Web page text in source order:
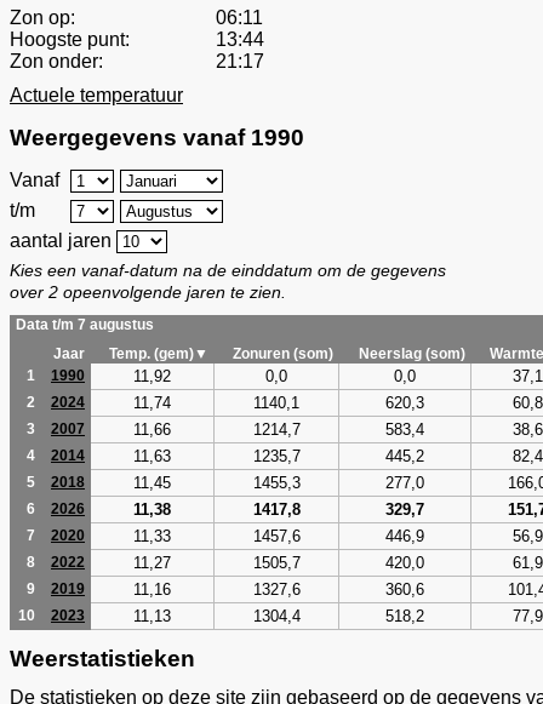
Zon op:
06:11
Hoogste punt:
13:44
Zon onder:
21:17
Actuele temperatuur
Weergegevens vanaf 1990
Vanaf
t/m
aantal jaren
Kies een vanaf-datum na de einddatum om de gegevens
over 2 opeenvolgende jaren te zien.
Data t/m 7 augustus
Jaar
Temp. (gem)▼ Zonuren (som) Neerslag (som)
1
1990 11,92 0,0 0,0 37,1
2 2024 11,74 1140,1 620,3 60,8
3 2007 11,66 1214,7 583,4 38,6
4 2014 11,63 1235,7 445,2 82,4
5 2018 11,45 1455,3 277,0
6 2026 11,38 1417,8 329,7
7 2020 11,33 1457,6 446,9 56,9
8 2022 11,27 1505,7 420,0 61,9
9 2019 11,16 1327,6 360,6
10 2023 11,13 1304,4 518,2 77,9
Weerstatistieken
De statistieken op deze site zijn gebaseerd op de gegevens